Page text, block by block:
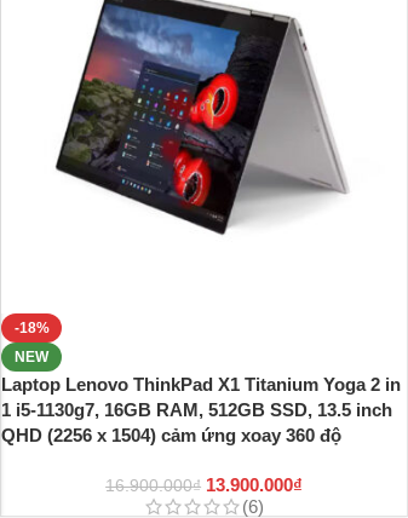
-18%
NEW
Laptop Lenovo ThinkPad X1 Titanium Yoga 2 in
1 i5-1130g7, 16GB RAM, 512GB SSD, 13.5 inch
QHD (2256 x 1504) cảm ứng xoay 360 độ
16.900.000₫ 13.900.000₫
(6)